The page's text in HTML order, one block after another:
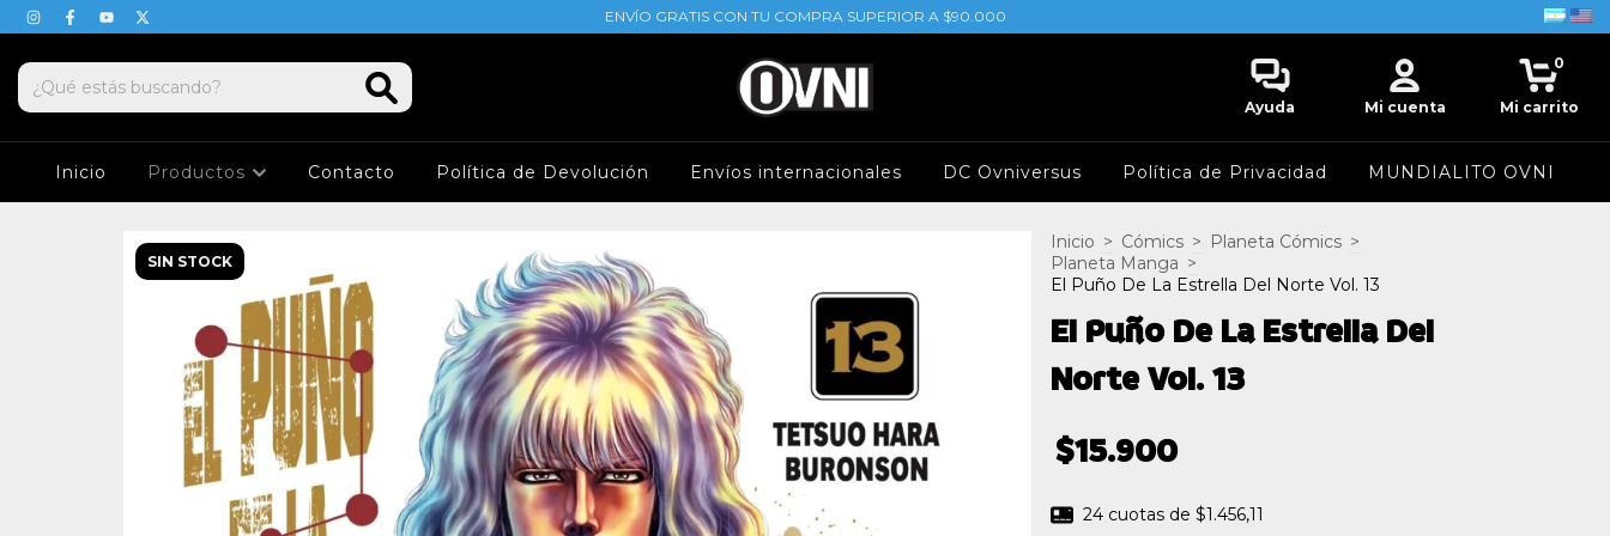
ENVÍO GRATIS CON TU COMPRA SUPERIOR A $90.000
Ayuda Mi cuenta Mi carrito
0
Inicio Productos Contacto Política de Devolución Envíos internacionales DC Ovniversus Política de Privacidad MUNDIALITO OVNI
SIN STOCK
Inicio > Cómics > Planeta Cómics >
Planeta Manga >
El Puño De La Estrella Del Norte Vol. 13
El Puño De La Estrella Del
Norte Vol. 13
$15.900
24 cuotas de $1.456,11